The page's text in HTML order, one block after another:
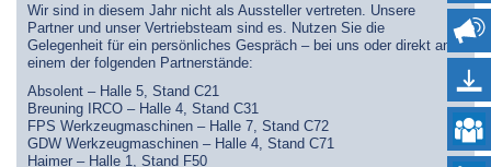
Wir sind in diesem Jahr nicht als Aussteller vertreten. Unsere
Partner und unser Vertriebsteam sind es. Nutzen Sie die
Gelegenheit für ein persönliches Gespräch – bei uns oder direkt an
einem der folgenden Partnerstände:
Absolent – Halle 5, Stand C21
Breuning IRCO – Halle 4, Stand C31
FPS Werkzeugmaschinen – Halle 7, Stand C72
GDW Werkzeugmaschinen – Halle 4, Stand C71
Haimer – Halle 1, Stand F50